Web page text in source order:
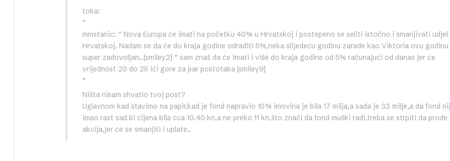
toka:
”
mmstanic: ” Nova Europa će imati na početku 40% u Hrvatskoj i postepeno se seliti istočno i smanjivati udjel
Hrvatskoj. Nadam se da će do kraja godine odraditi 5%,neka slijedeću godinu zarade kao Viktoria ovu
super zadovoljan…[smiley2] ” sam znaš da će imati i više do kraja godine od 5% računajući od danas jer će
vrijednost 20 do 25 ići gore za par postotaka [smiley9]
”
Ništa nisam shvatio tvoj post?
Uglavnom kad stavimo na papir,kad je fond napravio 10% imovina je bila 17 milja,a sada je 33 milje,a da fond
imao rast sad bi cijena bila cca 10.40 kn,a ne preko 11 kn,što znači da fond muški radi,treba se strpiti da prođe
akcija,jer će se smanjiti i uplate..